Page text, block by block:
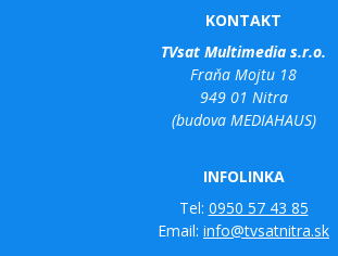
KONTAKT
TVsat Multimedia s.r.o.
Fraňa Mojtu 18
949 01 Nitra
(budova MEDIAHAUS)
INFOLINKA
Tel: 0950 57 43 85
Email: info@tvsatnitra.sk